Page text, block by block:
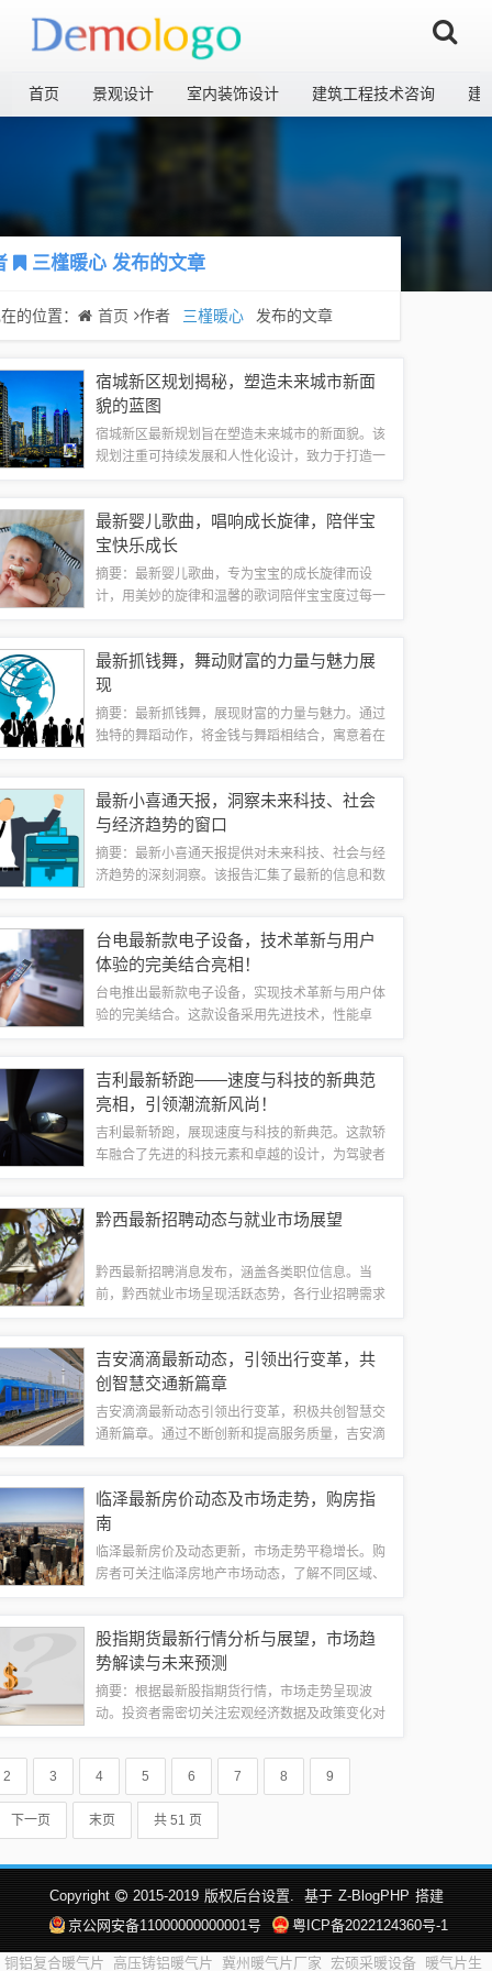
首页 景观设计 室内装饰设计 建筑工程技术咨询 建
三槿暖心发布的文章
的位置： 首页 作者 三槿暖心 发布的文章
宿城新区规划揭秘，塑造未来城市新面
貌的蓝图
宿城新区最新规划旨在塑造未来城市的新面貌。该
规划注重可持续发展和人性化设计，致力于打造一
品质和居民生活质量。宿城新区将成为城市发...
最新婴儿歌曲，唱响成长旋律，陪伴宝
宝快乐成长
摘要：最新婴儿歌曲，专为宝宝的成长旋律而设
计，用美妙的旋律和温馨的歌词陪伴宝宝度过每一
让宝宝的每一天都充满欢乐和爱的氛围。1、《...
最新抓钱舞，舞动财富的力量与魅力展
现
摘要：最新抓钱舞，展现财富的力量与魅力。通过
独特的舞蹈动作，将金钱与舞蹈相结合，寓意着在
的生活态度。在激情四溢的舞蹈中，感受财富...
最新小喜通天报，洞察未来科技、社会
与经济趋势的窗口
摘要：最新小喜通天报提供对未来科技、社会与经
济趋势的深刻洞察。该报告汇集了最新的信息和数
术的发展、社会的变革以及经济的趋势，从而...
台电最新款电子设备，技术革新与用户
体验的完美结合亮相！
台电推出最新款电子设备，实现技术革新与用户体
验的完美结合。这款设备采用先进技术，性能卓
利性。无论是工作还是娱乐，这款台电最新款电...
吉利最新轿跑——速度与科技的新典范
亮相，引领潮流新风尚！
吉利最新轿跑，展现速度与科技的新典范。这款轿
车融合了先进的科技元素和卓越的设计，为驾驶者
现。吉利最新轿跑不仅彰显了速度与激情，更体...
黔西最新招聘动态与就业市场展望
黔西最新招聘消息发布，涵盖各类职位信息。当
前，黔西就业市场呈现活跃态势，各行业招聘需求
新招聘动态，掌握市场趋势，以便找到适合自己...
吉安滴滴最新动态，引领出行变革，共
创智慧交通新篇章
吉安滴滴最新动态引领出行变革，积极共创智慧交
通新篇章。通过不断创新和提高服务质量，吉安滴
化交通结构，提高交通效率，为城市出行贡献...
临泽最新房价动态及市场走势，购房指
南
临泽最新房价及动态更新，市场走势平稳增长。购
房者可关注临泽房地产市场动态，了解不同区域、
智决策。本文旨在提供全面的临泽最新房价信...
股指期货最新行情分析与展望，市场趋
势解读与未来预测
摘要：根据最新股指期货行情，市场走势呈现波
动。投资者需密切关注宏观经济数据及政策变化对
跃，投资者应关注市场动态，做好风险控制，并根
据自身情况制定投资策略。建议投资者保持理性...
2 3 4 5 6 7 8 9
下一页 末页 共 51 页
Copyright 2015-2019 版权后台设置. 基于 Z-BlogPHP 搭建
京公网安备11000000000001号
粤ICP备2022124360号-1
铜铝复合暖气片 高压铸铝暖气片 冀州暖气片厂家 宏硕采暖设备 暖气片生